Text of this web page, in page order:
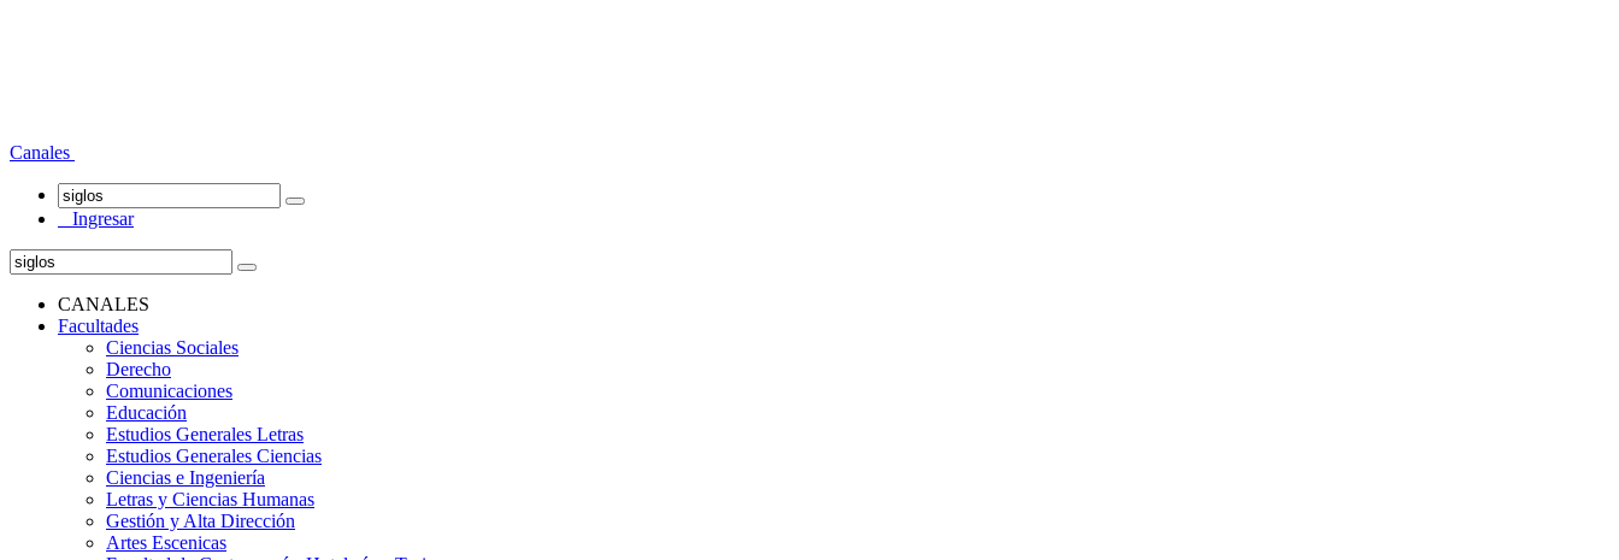
Canales
Ingresar
CANALES
Facultades
Ciencias Sociales
Derecho
Comunicaciones
Educación
Estudios Generales Letras
Estudios Generales Ciencias
Ciencias e Ingeniería
Letras y Ciencias Humanas
Gestión y Alta Dirección
Artes Escenicas